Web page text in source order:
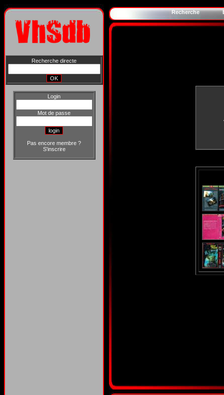
Recherche directe
Login
Mot de passe
Pas encore membre ?
S'inscrire
Recherche